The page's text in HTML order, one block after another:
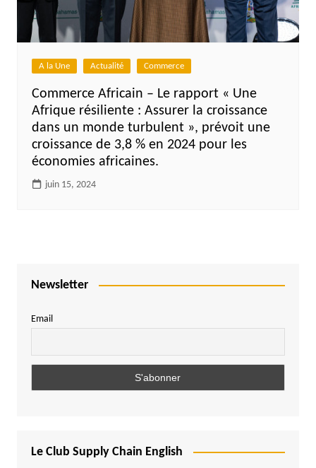
A la Une Actualité Commerce
Commerce Africain – Le rapport « Une
Afrique résiliente : Assurer la croissance
dans un monde turbulent », prévoit une
croissance de 3,8 % en 2024 pour les
économies africaines.
juin 15, 2024
Newsletter
Email
Le Club Supply Chain English